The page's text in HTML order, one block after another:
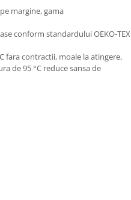
margine, gama
conform standardului OEKO-TEX
fara contractii, moale la atingere,
de 95 °C reduce sansa de